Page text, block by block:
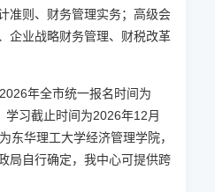
准则、财务管理实务；高级会
企业战略财务管理、财税改革
2026年全市统一报名时间为
习截止时间为2026年12月
东华理工大学经济管理学院，
局自行确定，我中心可提供跨